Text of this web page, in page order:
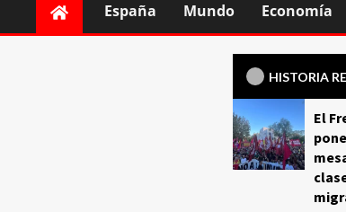
España Mundo Economía
HISTORIA
El